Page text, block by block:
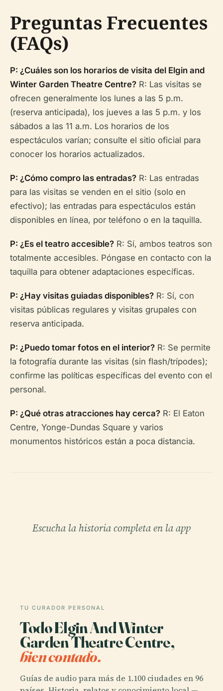
Preguntas Frecuentes
(FAQs)
P: ¿Cuáles son los horarios de visita del Elgin and
Winter Garden Theatre Centre? R: Las visitas se
ofrecen generalmente los lunes a las 5 p.m.
(reserva anticipada), los jueves a las 5 p.m. y los
sábados a las 11 a.m. Los horarios de los
espectáculos varían; consulte el sitio oficial para
conocer los horarios actualizados.
P: ¿Cómo compro las entradas? R: Las entradas
para las visitas se venden en el sitio (solo en
efectivo); las entradas para espectáculos están
disponibles en línea, por teléfono o en la taquilla.
P: ¿Es el teatro accesible? R: Sí, ambos teatros son
totalmente accesibles. Póngase en contacto con la
taquilla para obtener adaptaciones específicas.
P: ¿Hay visitas guiadas disponibles? R: Sí, con
visitas públicas regulares y visitas grupales con
reserva anticipada.
P: ¿Puedo tomar fotos en el interior? R: Se permite
la fotografía durante las visitas (sin flash/trípodes);
confirme las políticas específicas del evento con el
personal.
P: ¿Qué otras atracciones hay cerca? R: El Eaton
Centre, Yonge-Dundas Square y varios
monumentos históricos están a poca distancia.
Escucha la historia completa en la app
TU CURADOR PERSONAL
Todo Elgin And Winter
Garden Theatre Centre,
bien contado.
Guías de audio para más de 1.100 ciudades en 96